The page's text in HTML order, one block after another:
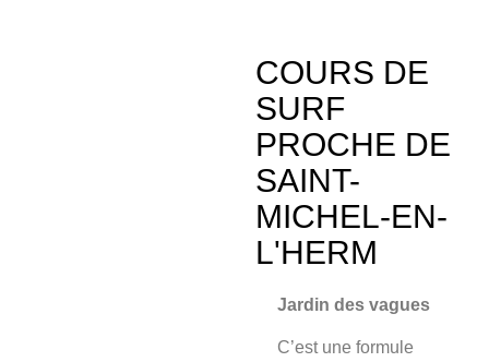
COURS DE
SURF
PROCHE DE
SAINT-
MICHEL-EN-
L'HERM
Jardin des vagues
C’est une formule